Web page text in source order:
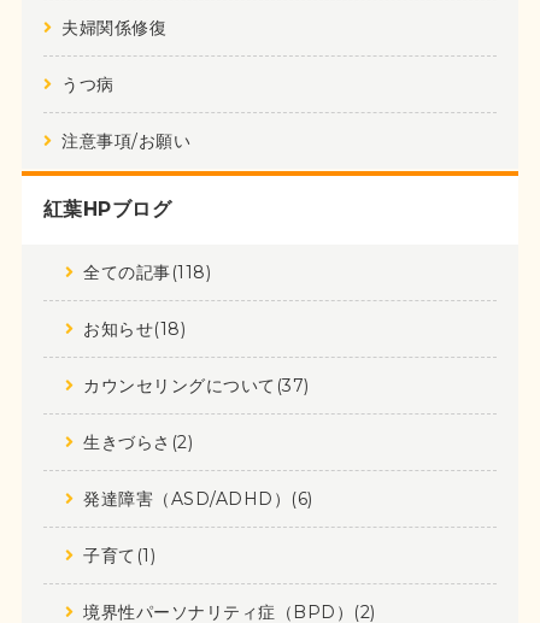
夫婦関係修復
うつ病
注意事項/お願い
紅葉HPブログ
全ての記事(118)
お知らせ(18)
カウンセリングについて(37)
生きづらさ(2)
発達障害（ASD/ADHD）(6)
子育て(1)
境界性パーソナリティ症（BPD）(2)